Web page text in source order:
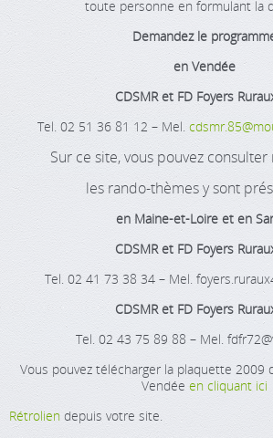
toute personne en formulant la
Demandez le
en Vendée
CDSMR et FD Foyers
Tel. 02 51 36 81 12 – Mel.
Sur ce site, vous pouvez consulter
les rando-thèmes y sont
en Maine-et-Loire et en
CDSMR et FD Foyers
Tel. 02 41 73 38 34 – Mel.
CDSMR et FD Foyers
Tel. 02 43 75 89 88 – Mel.
Vous pouvez télécharger la plaquette 2009
Vendée en cliquant ici
Rétrolien depuis votre site.